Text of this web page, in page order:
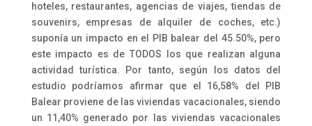
hoteles, restaurantes, agencias de viajes, tiendas de
souvenirs, empresas de alquiler de coches, etc.)
suponía un impacto en el PIB balear del 45.50%, pero
este impacto es de TODOS los que realizan alguna
actividad turística. Por tanto, según los datos del
estudio podríamos afirmar que el 16,58% del PIB
Balear proviene de las viviendas vacacionales, siendo
un 11,40% generado por las viviendas vacacionales